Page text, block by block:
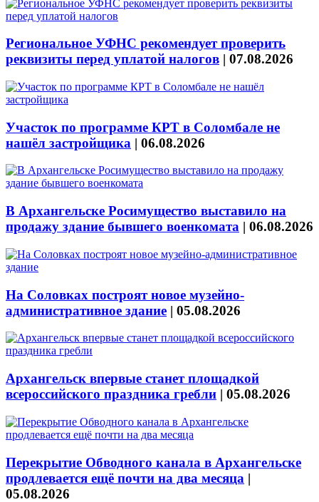
Региональное УФНС рекомендует проверить
реквизиты перед уплатой налогов | 07.08.2026
Участок по программе КРТ в Соломбале не
нашёл застройщика | 06.08.2026
В Архангельске Росимущество выставило на
продажу здание бывшего военкомата | 06.08.2026
На Соловках построят новое музейно-
административное здание | 05.08.2026
Архангельск впервые станет площадкой
всероссийского праздника гребли | 05.08.2026
Перекрытие Обводного канала в Архангельске
продлевается ещё почти на два месяца |
05.08.2026